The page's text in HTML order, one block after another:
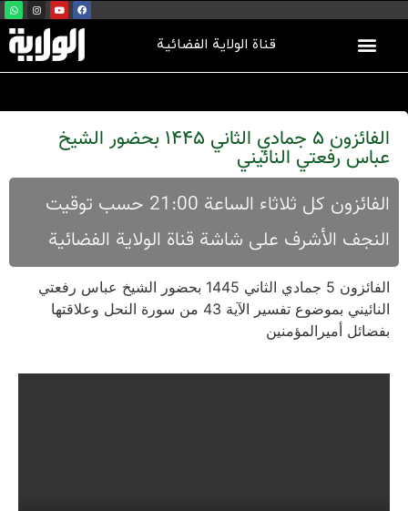
قناة الولاية الفضائية
الفائزون 5 جمادي الثاني 1445 بحضور الشیخ
عباس رفعتي النائیني
الفائزون کل ثلاثاء الساعة 21:00 حسب توقیت
النجف الأشرف علی شاشة قناة الولایة الفضائية
الفائزون 5 جمادي الثاني 1445 بحضور الشیخ عباس رفعتي
النائیني بموضوع تفسير الآية 43 من سورة النحل وعلاقتها
بفضائل أميرالمؤمنين